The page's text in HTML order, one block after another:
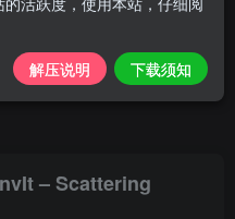
– Scattering
解压说明 下载须知